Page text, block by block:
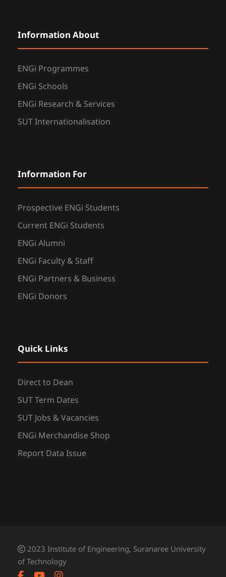
Information About
ENGi Programmes
ENGi Schools
ENGi Research & Services
SUT Internationalisation
Information For
Prospective ENGi Students
Current ENGi Students
ENGi Alumni
ENGi Faculty & Staff
ENGi Partners & Business
ENGi Donors
Quick Links
Direct to Dean
SUT Term Dates
SUT Jobs & Vacancies
ENGi Merchandise Shop
Report Data Issue
2023 Institute of Engineering, Suranaree University
of Technology